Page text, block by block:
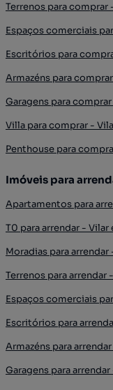
Terrenos para comprar
Espaços comerciais
Escritórios para
Armazéns para
Garagens para
Villa para comprar -
Penthouse para
Imóveis para
Apartamentos para
T0 para arrendar - Vilar
Moradias para
Terrenos para arrendar
Espaços comerciais
Escritórios para
Armazéns para
Garagens para